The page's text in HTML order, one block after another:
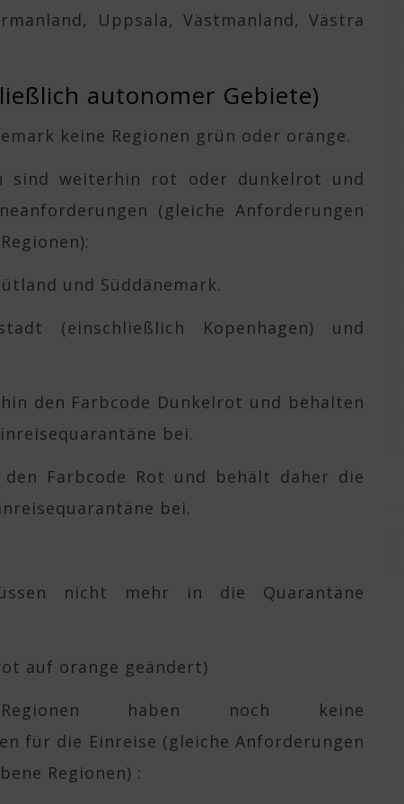
Uppsala, Västmanland, Västra
autonomer Gebiete)
keine Regionen grün oder orange.
sind weiterhin rot oder dunkelrot und
(gleiche Anforderungen
und Süddänemark.
(einschließlich Kopenhagen) und
den Farbcode Dunkelrot und behalten
bei.
Farbcode Rot und behält daher die
bei.
nicht mehr in die Quarantäne
auf orange geändert)
haben noch keine
für die Einreise (gleiche Anforderungen
Regionen) :